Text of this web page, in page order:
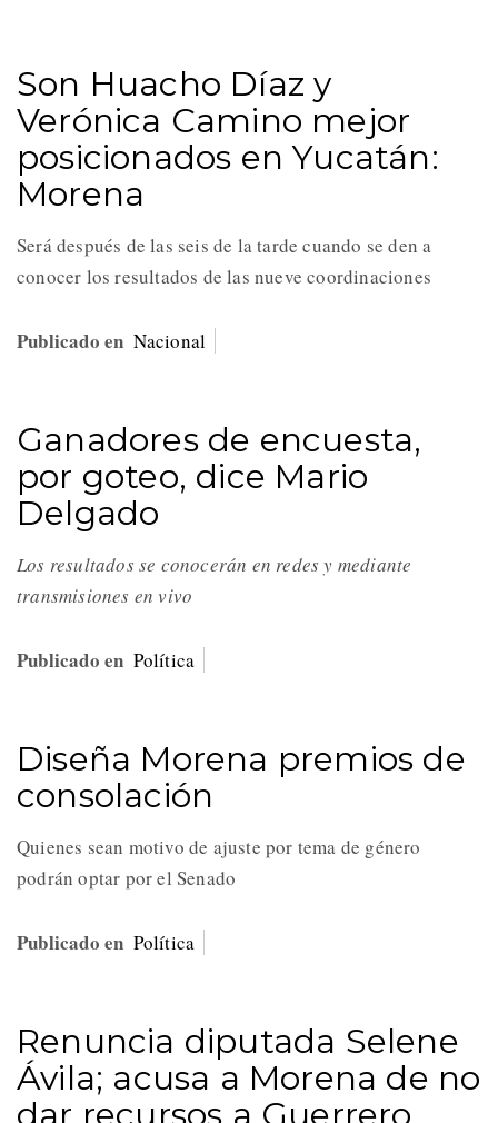
Son Huacho Díaz y
Verónica Camino mejor
posicionados en Yucatán:
Morena
Será después de las seis de la tarde cuando se den a
conocer los resultados de las nueve coordinaciones
Publicado en Nacional
Ganadores de encuesta,
por goteo, dice Mario
Delgado
Los resultados se conocerán en redes y mediante
transmisiones en vivo
Publicado en Política
Diseña Morena premios de
consolación
Quienes sean motivo de ajuste por tema de género
podrán optar por el Senado
Publicado en Política
Renuncia diputada Selene
Ávila; acusa a Morena de no
dar recursos a Guerrero